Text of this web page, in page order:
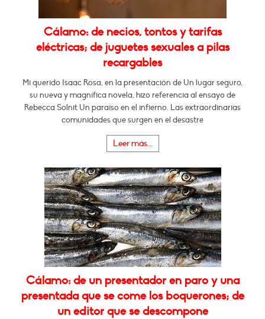
Cálamo: de necios, tontos y tarifas
eléctricas; de juguetes sexuales a pilas
recargables
Mi querido Isaac Rosa, en la presentación de Un lugar seguro,
su nueva y magnífica novela, hizo referencia al ensayo de
Rebecca Solnit Un paraíso en el infierno. Las extraordinarias
comunidades que surgen en el desastre
Leer más...
Cálamo: de un presentador en paro y una
presentada que se come los boquerones; de
un editor que se descompone